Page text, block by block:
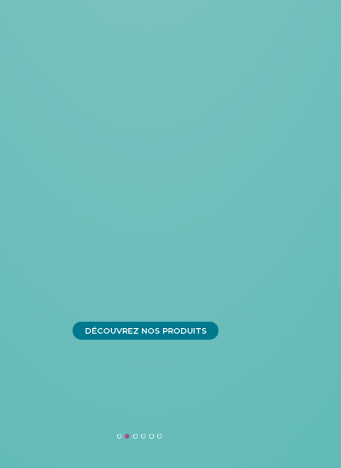
DÉCOUVREZ NOS PRODUITS